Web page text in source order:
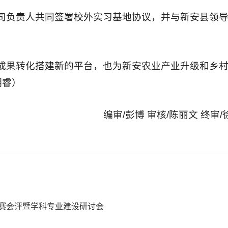
责人共同签署校外实习基地协议，并与新安县领
转化搭建新的平台，也为新安农业产业升级和乡
）
编审/彭博 审核/陈丽文 终审/
会评暨学科专业建设研讨会